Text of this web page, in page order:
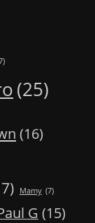
(25)
(16)
Mamy (7)
G (15)